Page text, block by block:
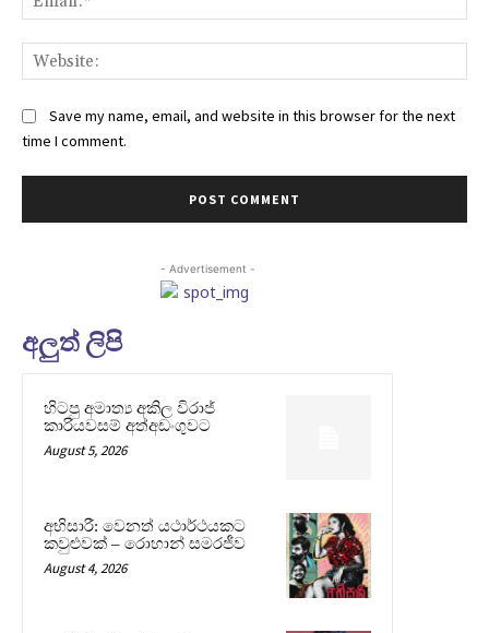
Save my name, email, and website in this browser for the next
time I comment.
- Advertisement -
අලුත් ලිපි
හිටපු අමාත්‍ය අකිල විරාජ්
කාරියවසම් අත්අඩංගුවට
August 5, 2026
අභිසාරී: වෙනත් යථාර්ථයකට
කවුළුවක් – රොහාන් සමරජීව
August 4, 2026